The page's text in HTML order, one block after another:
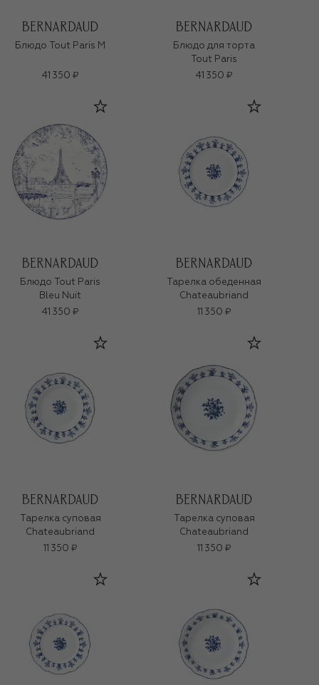
Блюдо Tout Paris M
41 350 ₽
Блюдо для торта
Tout Paris
41 350 ₽
Блюдо Tout Paris
Bleu Nuit
41 350 ₽
Тарелка обеденная
Chateaubriand
11 350 ₽
Тарелка суповая
Chateaubriand
11 350 ₽
Тарелка суповая
Chateaubriand
11 350 ₽